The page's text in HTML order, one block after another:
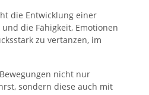
die Entwicklung einer
die Fähigkeit, Emotionen
zu vertanzen, im
nicht nur
sondern diese auch mit